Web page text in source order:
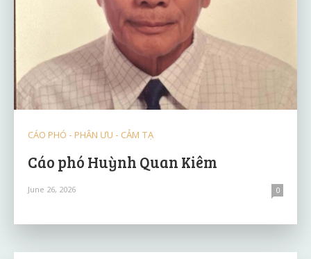
CÁO PHÓ - PHÂN ƯU - CẢM TẠ
Cáo phó Huỳnh Quan Kiêm
June 26, 2026 0